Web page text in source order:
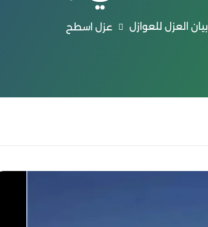
بيان العزل للعوازل عزل اسطح